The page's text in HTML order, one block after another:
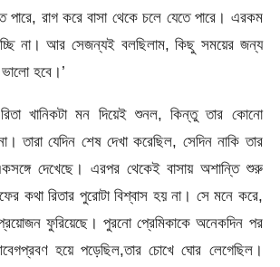
রাগ করে বাসা থেকে চলে যেতে পারে। এরকম
না। আর সেজন্যই বলছিলাম, কিছু সময়ের জন্য
হবে।’
খানিকটা মন দিয়েই শুনল, কিন্তু তার কোনো
তারা যেদিন শেষ দেখা করেছিল, সেদিন নাকি তার
দেখেছে। এরপর থেকেই বাসায় অশান্তি শুরু
কথা রিতার পুরোটা বিশ্বাস হয় না। সে মনে করে,
ফুরিয়েছে। পুরনো প্রেমিকাকে অনেকদিন পর
হয়ে পড়েছিল,তার চোখে ঘোর লেগেছিল।